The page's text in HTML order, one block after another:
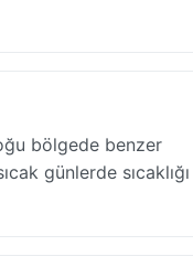
bölgede benzer
günlerde sıcaklığı